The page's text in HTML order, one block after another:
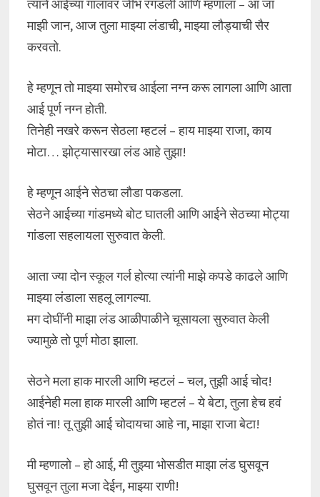
त्याने आईच्या गालांवर जीभ रगडली आणि म्हणाला – आ जा
माझी जान, आज तुला माझ्या लंडाची, माझ्या लौड्याची सैर
करवतो.
हे म्हणून तो माझ्या समोरच आईला नग्न करू लागला आणि आता
आई पूर्ण नग्न होती.
तिनेही नखरे करून सेठला म्हटलं – हाय माझ्या राजा, काय
मोटा… झोट्यासारखा लंड आहे तुझा!
हे म्हणून आईने सेठचा लौडा पकडला.
सेठने आईच्या गांडमध्ये बोट घातली आणि आईने सेठच्या मोट्या
गांडला सहलायला सुरुवात केली.
आता ज्या दोन स्कूल गर्ल होत्या त्यांनी माझे कपडे काढले आणि
माझ्या लंडाला सहलू लागल्या.
मग दोघींनी माझा लंड आळीपाळीने चूसायला सुरुवात केली
ज्यामुळे तो पूर्ण मोठा झाला.
सेठने मला हाक मारली आणि म्हटलं – चल, तुझी आई चोद!
आईनेही मला हाक मारली आणि म्हटलं – ये बेटा, तुला हेच हवं
होतं ना! तू तुझी आई चोदायचा आहे ना, माझा राजा बेटा!
मी म्हणालो – हो आई, मी तुझ्या भोसडीत माझा लंड घुसवून
घुसवून तुला मजा देईन, माझ्या राणी!